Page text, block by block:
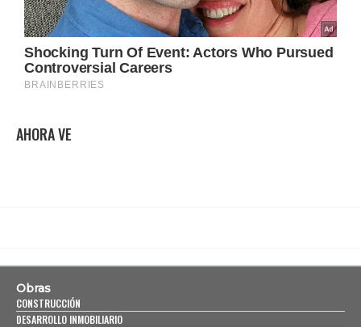
AHORA VE
Obras
CONSTRUCCIÓN
DESARROLLO INMOBILIARIO